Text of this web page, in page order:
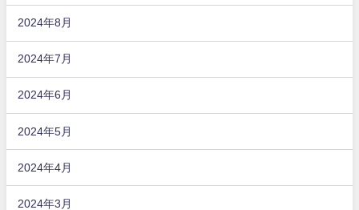
2024年8月
2024年7月
2024年6月
2024年5月
2024年4月
2024年3月